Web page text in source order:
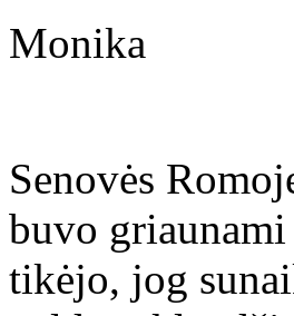
Monika
Senovės
buvo
tikėjo, jog